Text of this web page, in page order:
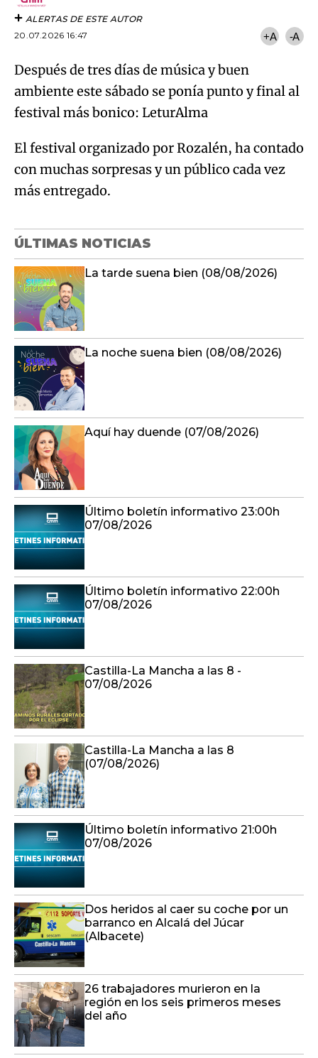
ALERTAS DE ESTE AUTOR
20.07.2026 16:47
+A -A
Después de tres días de música y buen
ambiente este sábado se ponía punto y final al
festival más bonico: LeturAlma
El festival organizado por Rozalén, ha contado
con muchas sorpresas y un público cada vez
más entregado.
ÚLTIMAS NOTICIAS
La tarde suena bien (08/08/2026)
La noche suena bien (08/08/2026)
Aquí hay duende (07/08/2026)
Último boletín informativo 23:00h
07/08/2026
Último boletín informativo 22:00h
07/08/2026
Castilla-La Mancha a las 8 -
07/08/2026
Castilla-La Mancha a las 8
(07/08/2026)
Último boletín informativo 21:00h
07/08/2026
Dos heridos al caer su coche por un
barranco en Alcalá del Júcar
(Albacete)
26 trabajadores murieron en la
región en los seis primeros meses
del año